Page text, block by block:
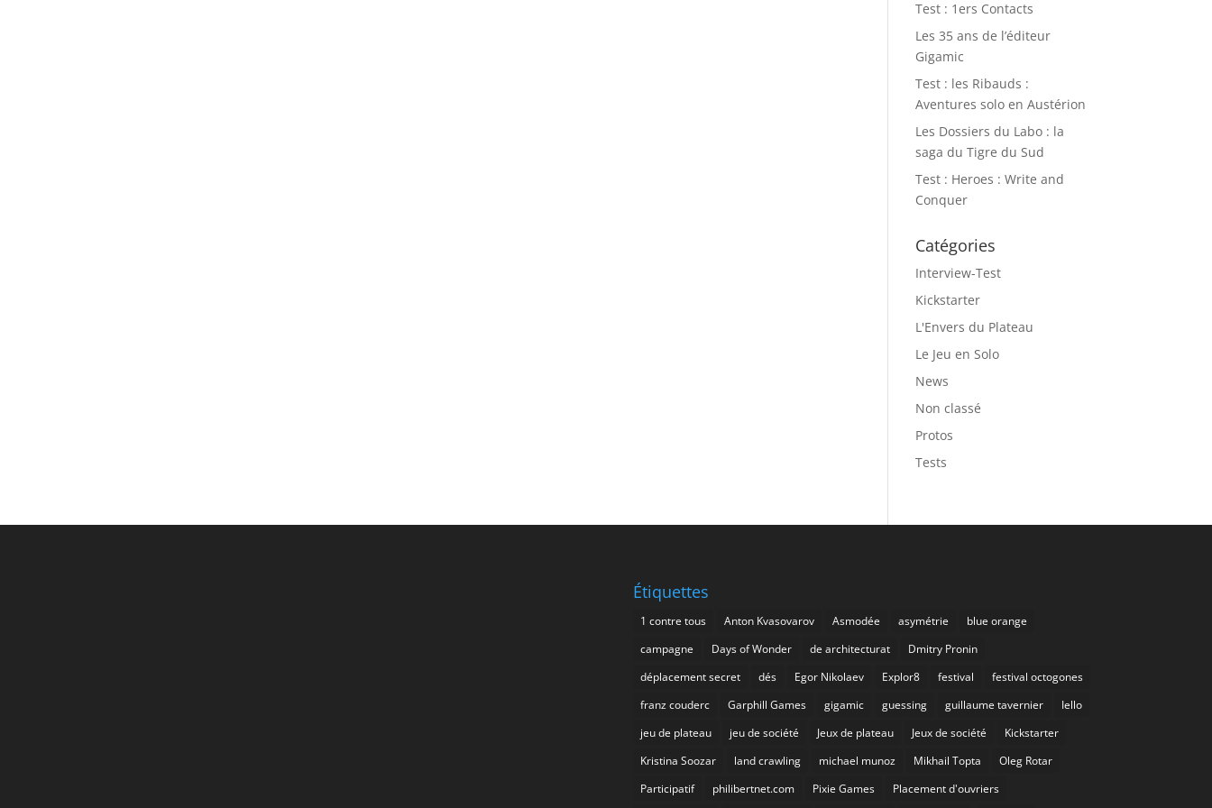
Test : 1ers Contacts
Les 35 ans de l’éditeur
Gigamic
Test : les Ribauds :
Aventures solo en Austérion
Les Dossiers du Labo : la
saga du Tigre du Sud
Test : Heroes : Write and
Conquer
Catégories
Interview-Test
Kickstarter
L'Envers du Plateau
Le Jeu en Solo
News
Non classé
Protos
Tests
Étiquettes
1 contre tous Anton Kvasovarov Asmodée asymétrie
blue orange
campagne
Days of Wonder de architecturat
Dmitry Pronin
déplacement secret
dés Egor Nikolaev Explor8 festival
festival octogones
franz couderc
Garphill Games gigamic guessing guillaume tavernier
Iello
jeu de plateau
jeu de société Jeux de plateau Jeux de société
Kickstarter
Kristina Soozar
land crawling michael munoz Mikhail Topta
Oleg Rotar
Participatif
philibertnet.com Pixie Games Placement d'ouvriers